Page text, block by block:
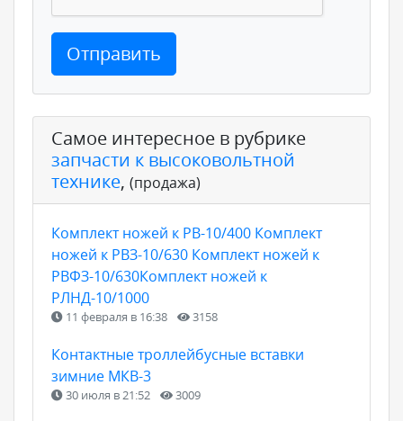
Отправить
Самое интересное в рубрике
запчасти к высоковольтной
технике, (продажа)
Комплект ножей к РВ-10/400 Комплект
ножей к РВЗ-10/630 Комплект ножей к
РВФЗ-10/630Комплект ножей к
РЛНД-10/1000
11 февраля в 16:38 3158
Контактные троллейбусные вставки
зимние МКВ-3
30 июля в 21:52 3009